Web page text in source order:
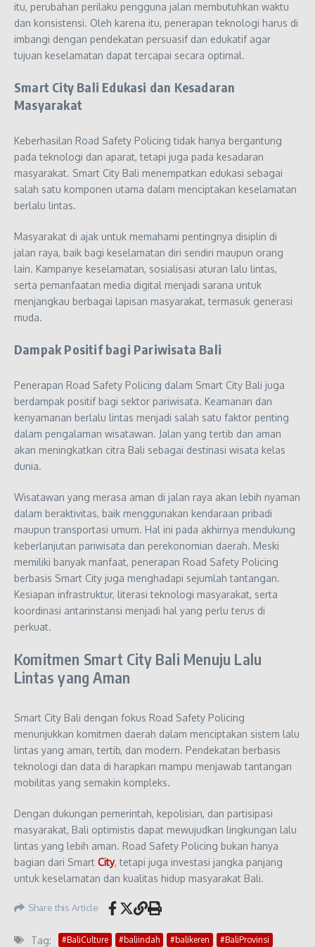
itu, perubahan perilaku pengguna jalan membutuhkan waktu
dan konsistensi. Oleh karena itu, penerapan teknologi harus di
imbangi dengan pendekatan persuasif dan edukatif agar
tujuan keselamatan dapat tercapai secara optimal.
Smart City Bali Edukasi dan Kesadaran
Masyarakat
Keberhasilan Road Safety Policing tidak hanya bergantung
pada teknologi dan aparat, tetapi juga pada kesadaran
masyarakat. Smart City Bali menempatkan edukasi sebagai
salah satu komponen utama dalam menciptakan keselamatan
berlalu lintas.
Masyarakat di ajak untuk memahami pentingnya disiplin di
jalan raya, baik bagi keselamatan diri sendiri maupun orang
lain. Kampanye keselamatan, sosialisasi aturan lalu lintas,
serta pemanfaatan media digital menjadi sarana untuk
menjangkau berbagai lapisan masyarakat, termasuk generasi
muda.
Dampak Positif bagi Pariwisata Bali
Penerapan Road Safety Policing dalam Smart City Bali juga
berdampak positif bagi sektor pariwisata. Keamanan dan
kenyamanan berlalu lintas menjadi salah satu faktor penting
dalam pengalaman wisatawan. Jalan yang tertib dan aman
akan meningkatkan citra Bali sebagai destinasi wisata kelas
dunia.
Wisatawan yang merasa aman di jalan raya akan lebih nyaman
dalam beraktivitas, baik menggunakan kendaraan pribadi
maupun transportasi umum. Hal ini pada akhirnya mendukung
keberlanjutan pariwisata dan perekonomian daerah. Meski
memiliki banyak manfaat, penerapan Road Safety Policing
berbasis Smart City juga menghadapi sejumlah tantangan.
Kesiapan infrastruktur, literasi teknologi masyarakat, serta
koordinasi antarinstansi menjadi hal yang perlu terus di
perkuat.
Komitmen Smart City Bali Menuju Lalu
Lintas yang Aman
Smart City Bali dengan fokus Road Safety Policing
menunjukkan komitmen daerah dalam menciptakan sistem lalu
lintas yang aman, tertib, dan modern. Pendekatan berbasis
teknologi dan data di harapkan mampu menjawab tantangan
mobilitas yang semakin kompleks.
Dengan dukungan pemerintah, kepolisian, dan partisipasi
masyarakat, Bali optimistis dapat mewujudkan lingkungan lalu
lintas yang lebih aman. Road Safety Policing bukan hanya
bagian dari Smart City, tetapi juga investasi jangka panjang
untuk keselamatan dan kualitas hidup masyarakat Bali.
Share this Article
Tag: #BaliCulture #baliindah #balikeren
#BaliProvinsi